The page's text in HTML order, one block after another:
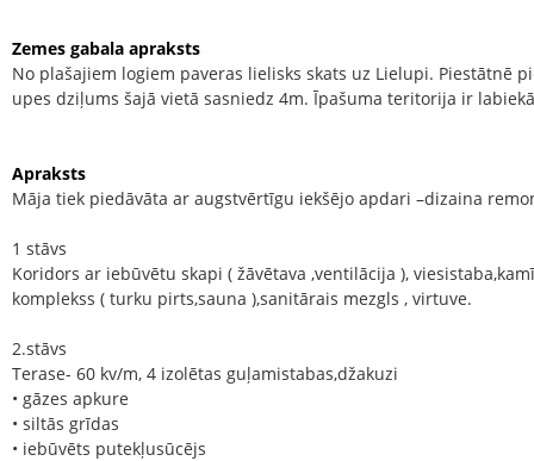
Zemes gabala apraksts
No plašajiem logiem paveras lielisks skats uz Lielupi. Piestātnē
upes dziļums šajā vietā sasniedz 4m. Īpašuma teritorija ir
Apraksts
Māja tiek piedāvāta ar augstvērtīgu iekšējo apdari –dizaina
1 stāvs
Koridors ar iebūvētu skapi ( žāvētava ,ventilācija ),
komplekss ( turku pirts,sauna ),sanitārais mezgls , virtuve.
2.stāvs
Terase- 60 kv/m, 4 izolētas guļamistabas,džakuzi
• gāzes apkure
• siltās grīdas
• iebūvēts putekļusūcējs